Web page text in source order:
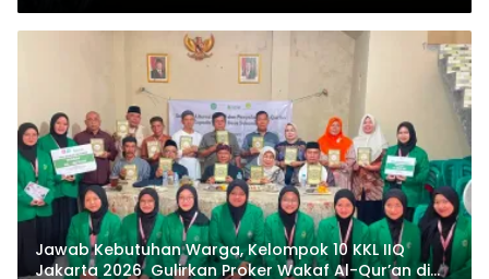
Jawab Kebutuhan Warga, Kelompok 10 KKL IIQ
Jakarta 2026 Gulirkan Proker Wakaf Al-Qur’an di